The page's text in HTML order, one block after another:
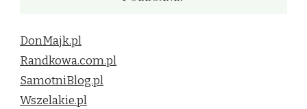
DonMajk.pl
Randkowa.com.pl
SamotniBlog.pl
Wszelakie.pl